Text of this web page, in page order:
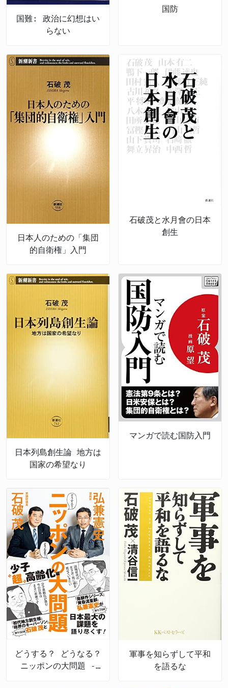
国難: 政治に幻想はい
らない
国防
日本人のための「集団
的自衛権」入門
石破茂と水月會の日本
創生
日本列島創生論 地方は
国家の希望なり
マンガで読む国防入門
どうする？ どうなる？
ニッポンの大問題 -
軍事を知らずして平和
を語るな